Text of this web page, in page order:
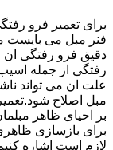
برای تعمیر فرو
فنر مبل می بایست
دقیق فرو رفتگی
رفتگی از جمله
علت ان می تواند
مبل اصلاح
بر احیای ظاهر
برای بازسازی
لازم است اشاره